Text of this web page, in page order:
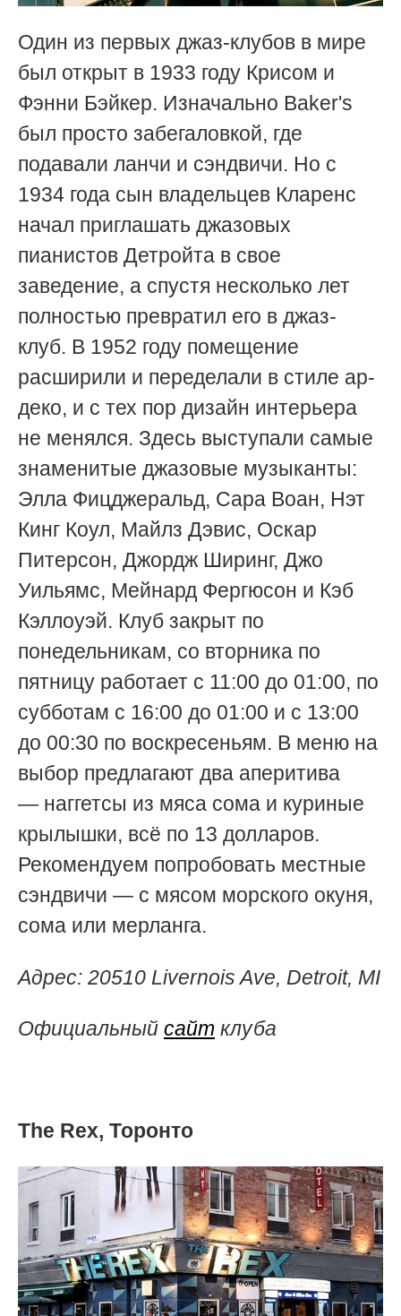
Один из первых джаз-клубов в мире
был открыт в 1933 году Крисом и
Фэнни Бэйкер. Изначально Baker's
был просто забегаловкой, где
подавали ланчи и сэндвичи. Но с
1934 года сын владельцев Кларенс
начал приглашать джазовых
пианистов Детройта в свое
заведение, а спустя несколько лет
полностью превратил его в джаз-
клуб. В 1952 году помещение
расширили и переделали в стиле ар-
деко, и с тех пор дизайн интерьера
не менялся. Здесь выступали самые
знаменитые джазовые музыканты:
Элла Фицджеральд, Сара Воан, Нэт
Кинг Коул, Майлз Дэвис, Оскар
Питерсон, Джордж Ширинг, Джо
Уильямс, Мейнард Фергюсон и Кэб
Кэллоуэй. Клуб закрыт по
понедельникам, со вторника по
пятницу работает с 11:00 до 01:00, по
субботам с 16:00 до 01:00 и с 13:00
до 00:30 по воскресеньям. В меню на
выбор предлагают два аперитива
— наггетсы из мяса сома и куриные
крылышки, всё по 13 долларов.
Рекомендуем попробовать местные
сэндвичи — с мясом морского окуня,
сома или мерланга.
Адрес: 20510 Livernois Ave, Detroit, MI
Официальный сайт клуба
The Rex, Торонто